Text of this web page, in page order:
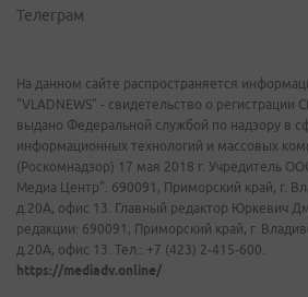
Телеграм
На данном сайте распространяется
"VLADNEWS" - свидетельство о
выдано Федеральной службой по надзору в
информационных технологий и массовых
(Роскомнадзор) 17 мая 2018 г. Учредитель
Медиа Центр". 690091, Приморский край, г.
д.20А, офис 13. Главный редактор Юркевич
редакции: 690091, Приморский край, г.
д.20А, офис 13. Тел.: +7 (423) 2-415-600.
https://mediadv.online/